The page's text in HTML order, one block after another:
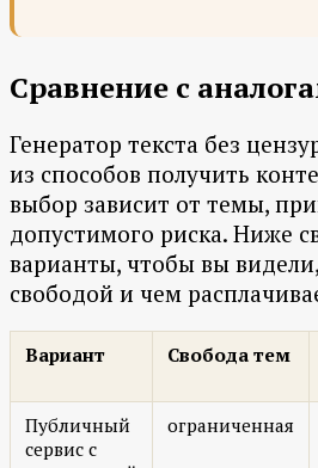
Сравнение с
Генератор текста без
из способов получить
выбор зависит от темы,
допустимого риска. Ниже
варианты, чтобы вы
свободой и чем
Вариант Свобода тем
Публичный
сервис с
ограниченная